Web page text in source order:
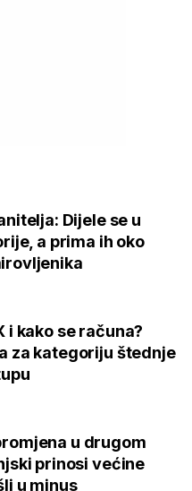
Dijele se u
a prima ih oko
i kako se računa?
za kategoriju štednje
u drugom
prinosi većine
u minus